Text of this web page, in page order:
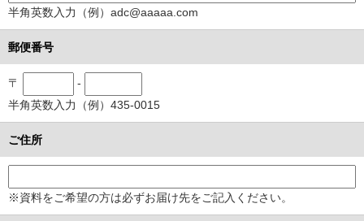
半角英数入力（例）adc@aaaaa.com
郵便番号
〒
-
半角英数入力（例）435-0015
ご住所
※資料をご希望の方は必ずお届け先をご記入ください。